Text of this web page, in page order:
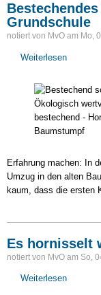
mit
Hornissen
Grundschule
notiert von MvO am Mo,
Weiterlesen
Erlebnis
an
einer
Ökologisch
bestechend -
Baumstumpf
Erfahrung machen: In
Umzug in den alten
kaum, dass die ersten
Es hornisselt
notiert von MvO am So,
Weiterlesen